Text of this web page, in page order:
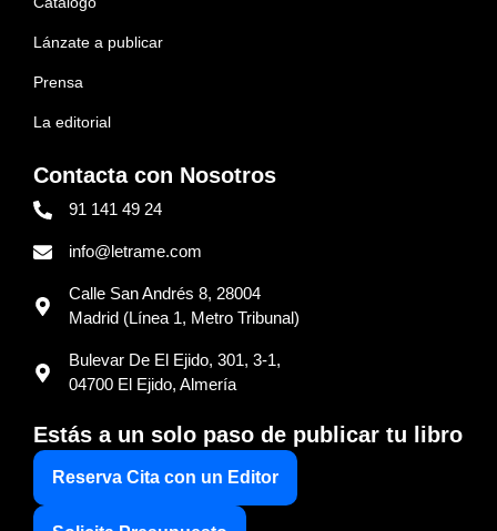
Lánzate a publicar
Prensa
La editorial
Contacta con Nosotros
91 141 49 24
info@letrame.com
Calle San Andrés 8, 28004
Madrid (Línea 1, Metro Tribunal)
Bulevar De El Ejido, 301, 3-1,
04700 El Ejido, Almería
Estás a un solo paso de publicar tu libro
Reserva Cita con un Editor